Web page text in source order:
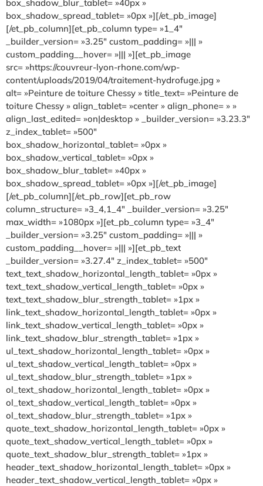
box_shadow_blur_tablet= »40px »
box_shadow_spread_tablet= »0px »][/et_pb_image]
[/et_pb_column][et_pb_column type= »1_4″
_builder_version= »3.25″ custom_padding= »||| »
custom_padding__hover= »||| »][et_pb_image
src= »https://couvreur-lyon-rhone.com/wp-
content/uploads/2019/04/traitement-hydrofuge.jpg »
alt= »Peinture de toiture Chessy » title_text= »Peinture de
toiture Chessy » align_tablet= »center » align_phone= » »
align_last_edited= »on|desktop » _builder_version= »3.23.3″
z_index_tablet= »500″
box_shadow_horizontal_tablet= »0px »
box_shadow_vertical_tablet= »0px »
box_shadow_blur_tablet= »40px »
box_shadow_spread_tablet= »0px »][/et_pb_image]
[/et_pb_column][/et_pb_row][et_pb_row
column_structure= »3_4,1_4″ _builder_version= »3.25″
max_width= »1080px »][et_pb_column type= »3_4″
_builder_version= »3.25″ custom_padding= »||| »
custom_padding__hover= »||| »][et_pb_text
_builder_version= »3.27.4″ z_index_tablet= »500″
text_text_shadow_horizontal_length_tablet= »0px »
text_text_shadow_vertical_length_tablet= »0px »
text_text_shadow_blur_strength_tablet= »1px »
link_text_shadow_horizontal_length_tablet= »0px »
link_text_shadow_vertical_length_tablet= »0px »
link_text_shadow_blur_strength_tablet= »1px »
ul_text_shadow_horizontal_length_tablet= »0px »
ul_text_shadow_vertical_length_tablet= »0px »
ul_text_shadow_blur_strength_tablet= »1px »
ol_text_shadow_horizontal_length_tablet= »0px »
ol_text_shadow_vertical_length_tablet= »0px »
ol_text_shadow_blur_strength_tablet= »1px »
quote_text_shadow_horizontal_length_tablet= »0px »
quote_text_shadow_vertical_length_tablet= »0px »
quote_text_shadow_blur_strength_tablet= »1px »
header_text_shadow_horizontal_length_tablet= »0px »
header_text_shadow_vertical_length_tablet= »0px »